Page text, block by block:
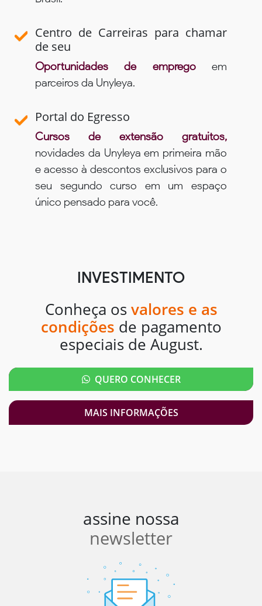
Centro de Carreiras para chamar
de seu
Oportunidades de empregoem
parceiros da Unyleya.
Portal do Egresso
Cursos de extensão gratuitos,
novidades da Unyleya em primeira mão
e acesso à descontos exclusivos para o
seu segundo curso em um espaço
único pensado para você.
INVESTIMENTO
Conheça os valores e as
condições de pagamento
especiais de August.
QUERO CONHECER
MAIS INFORMAÇÕES
assine nossa
newsletter